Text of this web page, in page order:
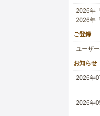
2026年
2026年
ご登録
ユーザ
お知らせ
2026年
2026年